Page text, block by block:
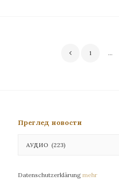
Пагинација
1 …
Преглед новости
новости
Datenschutzerklärung mehr